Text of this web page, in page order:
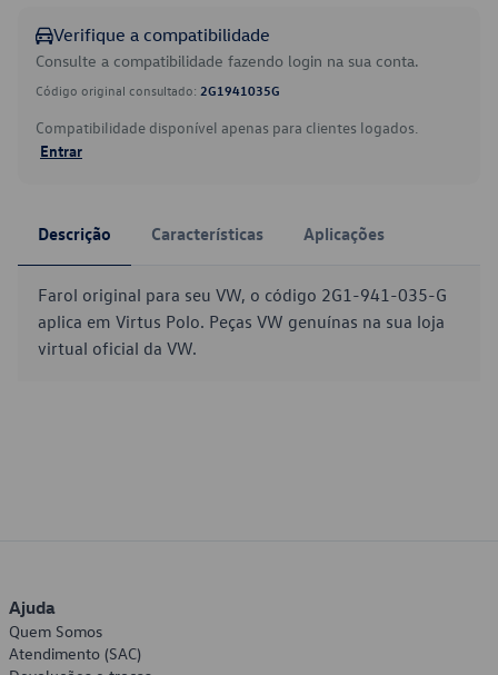
Verifique a compatibilidade
Consulte a compatibilidade fazendo login na sua conta.
Código original consultado: 2G1941035G
Compatibilidade disponível apenas para clientes logados.
Entrar
Descrição Características Aplicações
Farol original para seu VW, o código 2G1-941-035-G
aplica em Virtus Polo. Peças VW genuínas na sua loja
virtual oficial da VW.
Ajuda
Quem Somos
Atendimento (SAC)